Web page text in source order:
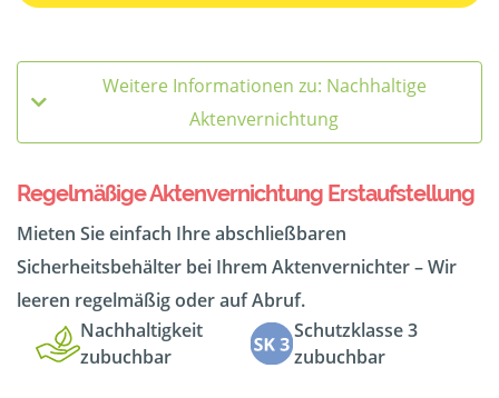
Weitere Informationen zu: Nachhaltige
Aktenvernichtung
Regelmäßige Aktenvernichtung Erstaufstellung
Mieten Sie einfach Ihre abschließbaren
Sicherheitsbehälter bei Ihrem Aktenvernichter – Wir
leeren regelmäßig oder auf Abruf.
Nachhaltigkeit
zubuchbar
Schutzklasse 3
zubuchbar